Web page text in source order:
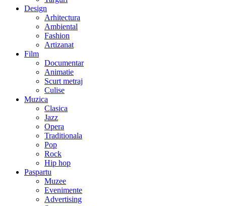
Design
Arhitectura
Ambiental
Fashion
Artizanat
Film
Documentar
Animatie
Scurt metraj
Culise
Muzica
Clasica
Jazz
Opera
Traditionala
Pop
Rock
Hip hop
Paspartu
Muzee
Evenimente
Advertising